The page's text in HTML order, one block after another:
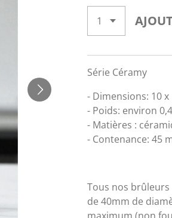
Série Céramy
- Dimensions: 10 x
- Poids: environ
- Matières :
- Contenance: 45
Tous nos
de 40mm de